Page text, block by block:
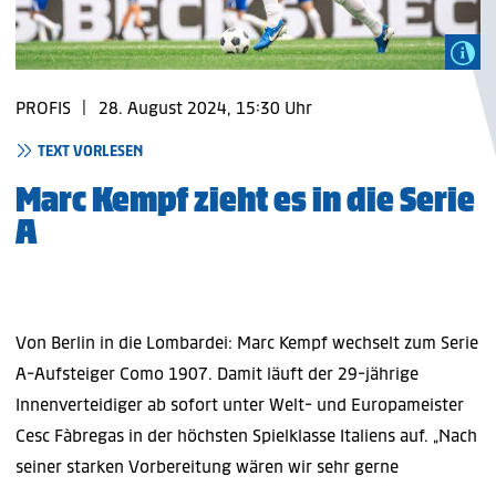
PROFIS 28. August 2024, 15:30 Uhr
TEXT VORLESEN
Marc Kempf zieht es in die Serie
A
Von Berlin in die Lombardei: Marc Kempf wechselt zum Serie
A-Aufsteiger Como 1907. Damit läuft der 29-jährige
Innenverteidiger ab sofort unter Welt- und Europameister
Cesc Fàbregas in der höchsten Spielklasse Italiens auf. „Nach
seiner starken Vorbereitung wären wir sehr gerne